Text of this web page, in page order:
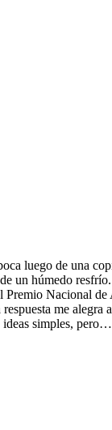
luego de una
un húmedo
Nacional
me
simples,